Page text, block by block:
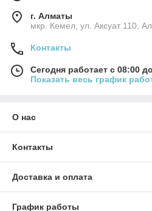
г. Алматы
мкр. Кемел, ул. Аксуат 110,
Контакты
Сегодня работает с 08:00
Показать весь график
О нас
Контакты
Доставка и оплата
График работы